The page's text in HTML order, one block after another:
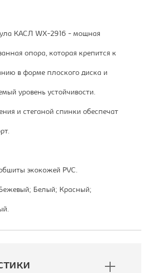
КАСЛ WX-2916 - мощная
опора, которая крепится к
в форме плоского диска и
уровень устойчивости.
и стеганой спинки обеспечат
экокожей PVC.
Белый; Красный;